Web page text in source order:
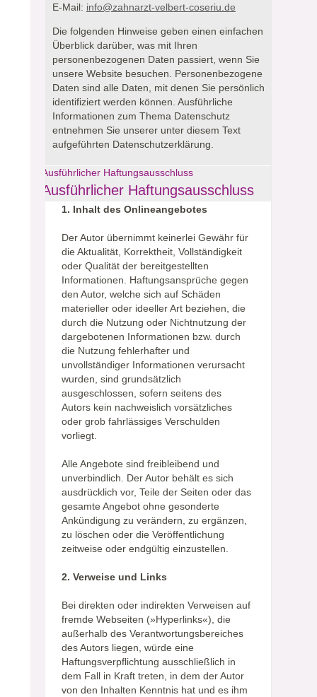
E-Mail: info@zahnarzt-velbert-coseriu.de
Die folgenden Hinweise geben einen einfachen
Überblick darüber, was mit Ihren
personenbezogenen Daten passiert, wenn Sie
unsere Website besuchen. Personenbezogene
Daten sind alle Daten, mit denen Sie persönlich
identifiziert werden können. Ausführliche
Informationen zum Thema Datenschutz
entnehmen Sie unserer unter diesem Text
aufgeführten Datenschutzerklärung.
Ausführlicher Haftungsausschluss
Ausführlicher Haftungsausschluss
1. Inhalt des Onlineangebotes
Der Autor übernimmt keinerlei Gewähr für
die Aktualität, Korrektheit, Vollständigkeit
oder Qualität der bereitgestellten
Informationen. Haftungsansprüche gegen
den Autor, welche sich auf Schäden
materieller oder ideeller Art beziehen, die
durch die Nutzung oder Nichtnutzung der
dargebotenen Informationen bzw. durch
die Nutzung fehlerhafter und
unvollständiger Informationen verursacht
wurden, sind grundsätzlich
ausgeschlossen, sofern seitens des
Autors kein nachweislich vorsätzliches
oder grob fahrlässiges Verschulden
vorliegt.
Alle Angebote sind freibleibend und
unverbindlich. Der Autor behält es sich
ausdrücklich vor, Teile der Seiten oder das
gesamte Angebot ohne gesonderte
Ankündigung zu verändern, zu ergänzen,
zu löschen oder die Veröffentlichung
zeitweise oder endgültig einzustellen.
2. Verweise und Links
Bei direkten oder indirekten Verweisen auf
fremde Webseiten (»Hyperlinks«), die
außerhalb des Verantwortungsbereiches
des Autors liegen, würde eine
Haftungsverpflichtung ausschließlich in
dem Fall in Kraft treten, in dem der Autor
von den Inhalten Kenntnis hat und es ihm